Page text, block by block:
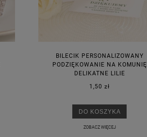
BILECIK PERSONALIZOWANY
PODZIĘKOWANIE NA KOMUNIĘ
DELIKATNE LILIE
1,50 zł
DO KOSZYKA
ZOBACZ WIĘCEJ